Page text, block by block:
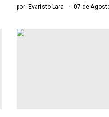
por Evaristo Lara 07 de